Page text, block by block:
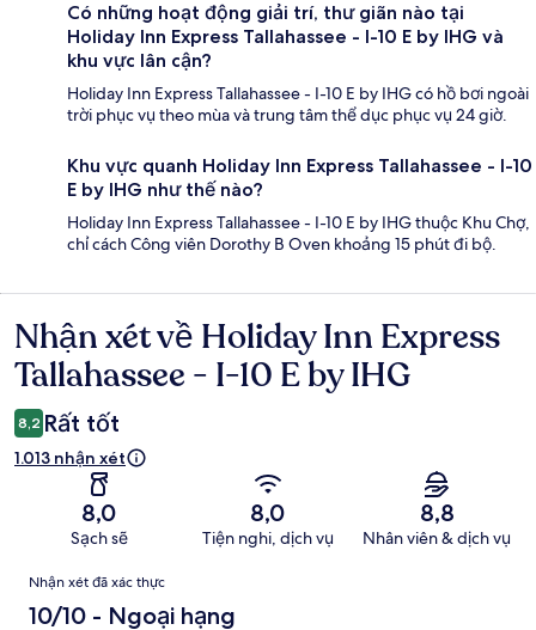
Có những hoạt động giải trí, thư giãn nào tại
Holiday Inn Express Tallahassee - I-10 E by IHG và
khu vực lân cận?
Holiday Inn Express Tallahassee - I-10 E by IHG có hồ bơi ngoài
trời phục vụ theo mùa và trung tâm thể dục phục vụ 24 giờ.
Khu vực quanh Holiday Inn Express Tallahassee - I-10
E by IHG như thế nào?
Holiday Inn Express Tallahassee - I-10 E by IHG thuộc Khu Chợ,
chỉ cách Công viên Dorothy B Oven khoảng 15 phút đi bộ.
Nhận
xét
Nhận xét về Holiday Inn Express
Tallahassee - I-10 E by IHG
8,2 Rất tốt
1.013 nhận xét
8,0
Sạch sẽ
8,0
Tiện nghi, dịch vụ
8,8
Nhân viên & dịch vụ
Nhận
xét
Nhận xét đã xác thực
10/10 - Ngoại hạng